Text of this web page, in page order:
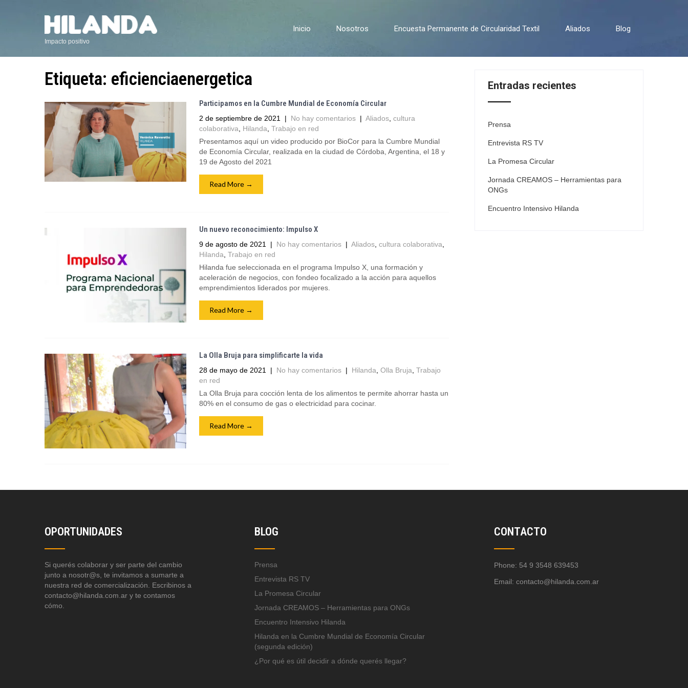
Impacto positivo
Inicio Nosotros Encuesta Permanente de Circularidad Textil Aliados Blog
Etiqueta: eficienciaenergetica
Participamos en la Cumbre Mundial de Economía Circular
2 de septiembre de 2021 | No hay comentarios | Aliados, cultura
colaborativa
Hilanda Trabajo en red
Presentamos aquí un video producido por BioCor para la Cumbre Mundial
de Economía Circular, realizada en la ciudad de Córdoba, Argentina, el 18 y
19 de Agosto del 2021
Read More →
Un nuevo reconocimiento: Impulso X
9 de agosto de 2021 | No hay comentarios | Aliados, cultura colaborativa
Hilanda Trabajo en red
Hilanda fue seleccionada en el programa Impulso X, una formación y
aceleración de negocios, con fondeo focalizado a la acción para aquellos
emprendimientos liderados por mujeres.
Read More →
La Olla Bruja para simplificarte la vida
28 de mayo de 2021 | No hay comentarios | Hilanda Olla Bruja Trabajo
en red
La Olla Bruja para cocción lenta de los alimentos te permite ahorrar hasta un
80% en el consumo de gas o electricidad para cocinar.
Read More →
Entradas recientes
Prensa
Entrevista RS TV
La Promesa Circular
Jornada CREAMOS – Herramientas para
ONGs
Encuentro Intensivo Hilanda
OPORTUNIDADES
Si querés colaborar y ser parte del cambio
junto a nosotr@s, te invitamos a sumarte a
nuestra red de comercialización. Escribinos a
contacto@hilanda.com.ar y te contamos
cómo.
BLOG
Prensa
Entrevista RS TV
La Promesa Circular
Jornada CREAMOS – Herramientas para ONGs
Encuentro Intensivo Hilanda
Hilanda en la Cumbre Mundial de Economía Circular
(segunda edición)
¿Por qué es útil decidir a dónde querés llegar?
CONTACTO
Phone: 54 9 3548 639453
Email: contacto@hilanda.com.ar